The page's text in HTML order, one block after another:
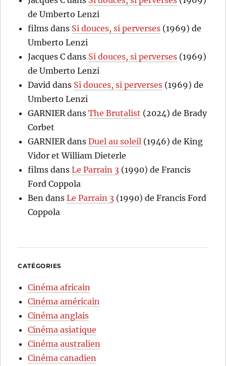
de Umberto Lenzi
films dans Si douces, si perverses (1969) de
Umberto Lenzi
Jacques C dans Si douces, si perverses (1969)
de Umberto Lenzi
David dans Si douces, si perverses (1969) de
Umberto Lenzi
GARNIER dansThe Brutalist (2024) de Brady
Corbet
GARNIER dansDuel au soleil (1946) de King
Vidor et William Dieterle
films dansLe Parrain 3 (1990) de Francis
Ford Coppola
Ben dansLe Parrain 3 (1990) de Francis Ford
Coppola
CATÉGORIES
Cinéma africain
Cinéma américain
Cinéma anglais
Cinéma asiatique
Cinéma australien
Cinéma canadien